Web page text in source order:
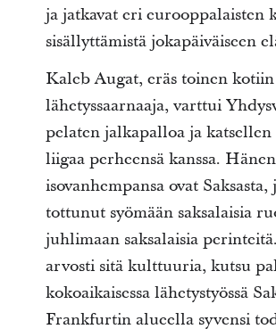
ja jatkavat eri eurooppalaisten
sisällyttämistä jokapäiväiseen
Kaleb Augat, eräs toinen
lähetyssaarnaaja, varttui
pelaten jalkapalloa ja katsellen
liigaa perheensä kanssa. Hänen
isovanhempansa ovat
tottunut syömään saksalaisia
juhlimaan saksalaisia
arvosti sitä kulttuuria, kutsu
kokoaikaisessa lähetystyössä
Frankfurtin alueella syvensi